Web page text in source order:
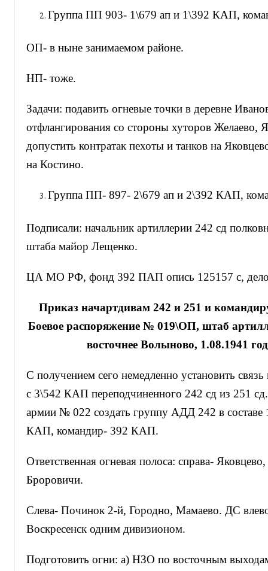
Группа ПП 903- 1\679 ап и 1\392 КАП,
ОП- в ныне занимаемом районе.
НП- тоже.
Задачи: подавить огневые точки в деревне
отфлангирования со стороны хуторов Желаево,
допустить контратак пехоты и танков на
на Костино.
Группа ПП- 897- 2\679 ап и 2\392 КАП,
Подписали: начальник артиллерии 242 сд
штаба майор Лещенко.
ЦА МО РФ, фонд 392 ПАП опись 125157 с, дело
Приказ начартдивам 242 и 251 и
Боевое распоряжение № 019\ОП, штаб
восточнее Волыново, 1.08.1941
С получением сего немедленно установить
с 3\542 КАП переподчиненного 242 сд из 251
армии № 022 создать группу АДД 242 в
КАП, командир- 392 КАП.
Ответственная огневая полоса: справа-
Броровичи.
Слева- Починок 2-й, Городно, Мамаево. ДС
Воскресенск одним дивизионом.
Подготовить огни: а) НЗО по восточным